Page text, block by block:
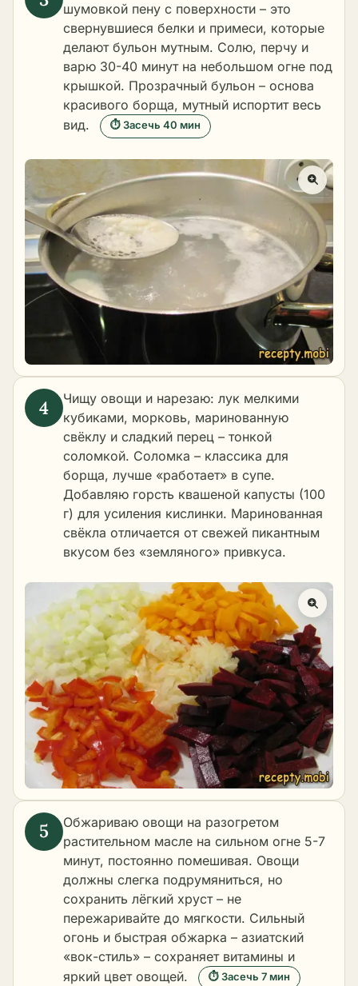
шумовкой пену с поверхности – это
свернувшиеся белки и примеси, которые
делают бульон мутным. Солю, перчу и
варю 30-40 минут на небольшом огне под
крышкой. Прозрачный бульон – основа
красивого борща, мутный испортит весь
вид.
⏱ Засечь 40 мин
Чищу овощи и нарезаю: лук мелкими
кубиками, морковь, маринованную
свёклу и сладкий перец – тонкой
соломкой. Соломка – классика для
борща, лучше «работает» в супе.
Добавляю горсть квашеной капусты (100
г) для усиления кислинки. Маринованная
свёкла отличается от свежей пикантным
вкусом без «земляного» привкуса.
Обжариваю овощи на разогретом
растительном масле на сильном огне 5-7
минут, постоянно помешивая. Овощи
должны слегка подрумяниться, но
сохранить лёгкий хруст – не
пережаривайте до мягкости. Сильный
огонь и быстрая обжарка – азиатский
«вок-стиль» – сохраняет витамины и
яркий цвет овощей.
⏱ Засечь 7 мин